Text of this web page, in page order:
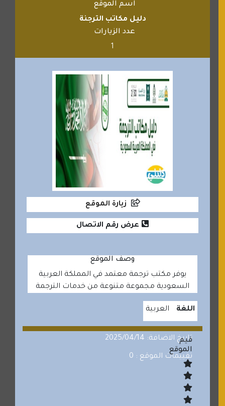
اسم الموقع
دليل مكاتب الترجنة
عدد الزيارات
1
زيارة الموقع
عرض رقم الاتصال
وصف الموقع
يوفر مكتب ترجمة معتمد في المملكة العربية
السعودية مجموعة متنوعة من خدمات الترجمة
اللغة العربية
تاريخ الاضافة: 2025/04/14
تقييمات الموقع : 0
قيم
الموقع